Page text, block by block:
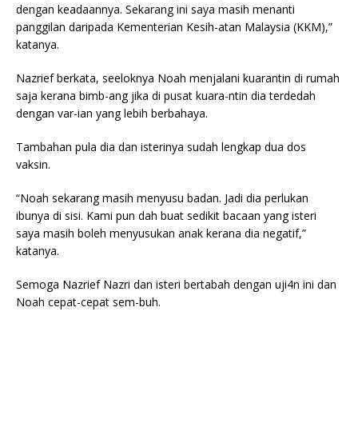
dengan keadaannya. Sekarang ini saya masih menanti
panggilan daripada Kementerian Kesih-atan Malaysia (KKM),”
katanya.
Nazrief berkata, seeloknya Noah menjalani kuarantin di rumah
saja kerana bimb-ang jika di pusat kuara-ntin dia terdedah
dengan var-ian yang lebih berbahaya.
Tambahan pula dia dan isterinya sudah lengkap dua dos
vaksin.
“Noah sekarang masih menyusu badan. Jadi dia perlukan
ibunya di sisi. Kami pun dah buat sedikit bacaan yang isteri
saya masih boleh menyusukan anak kerana dia negatif,”
katanya.
Semoga Nazrief Nazri dan isteri bertabah dengan uji4n ini dan
Noah cepat-cepat sem-buh.